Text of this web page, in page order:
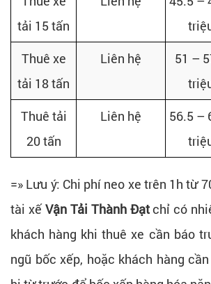
tải 15 tấn
Thuê xe
tải 18 tấn
Liên hệ
51 –
Thuê tải
20 tấn
Liên hệ
56.5 –
=» Lưu ý: Chi phí neo xe trên 1h từ
tài xếVận Tải Thành Đạtchỉ có
khách hàng khi thuê xe cần báo
ngũ bốc xếp, hoặc khách hàng